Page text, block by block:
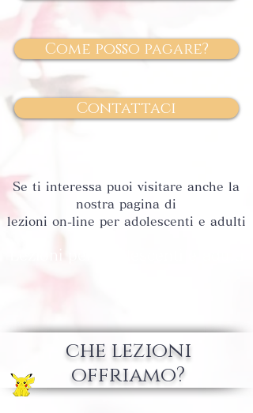
Come posso pagare?
Contattaci
Se ti interessa puoi visitare anche la
nostra pagina ​di
lezioni on-line per adolescenti e adulti
che lezioni
offriamo?